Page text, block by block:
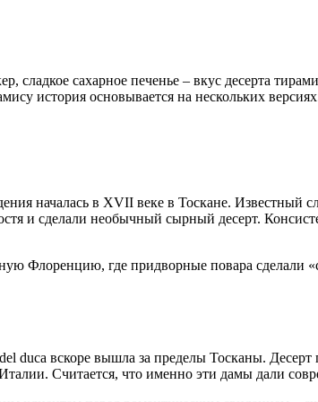
сахарное печенье – вкус десерта
история основывается на нескольких
началась в XVII веке в Тоскане.
и сделали необычный сырный десерт.
Флоренцию, где придворные повара сделали
duca вскоре вышла за пределы Тосканы.
Считается, что именно эти дамы дали